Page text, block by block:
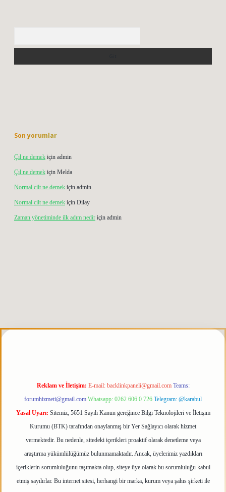
Son yorumlar
Çıl ne demek için admin
Çıl ne demek için Melda
Normal cilt ne demek için admin
Normal cilt ne demek için Dilay
Zaman yönetiminde ilk adım nedir için admin
Reklam ve İletişim: E-mail: backlinkpaneli@gmail.com Teams:
forumhizmeti@gmail.com Whatsapp: 0262 606 0 726 Telegram: @karabul
Yasal Uyarı: Sitemiz, 5651 Sayılı Kanun gereğince Bilgi Teknolojileri ve İletişim
Kurumu (BTK) tarafından onaylanmış bir Yer Sağlayıcı olarak hizmet
vermektedir. Bu nedenle, sitedeki içerikleri proaktif olarak denetleme veya
araştırma yükümlülüğümüz bulunmamaktadır. Ancak, üyelerimiz yazdıkları
içeriklerin sorumluluğunu taşımakta olup, siteye üye olarak bu sorumluluğu kabul
etmiş sayılırlar. Bu internet sitesi, herhangi bir marka, kurum veya şahıs şirketi ile